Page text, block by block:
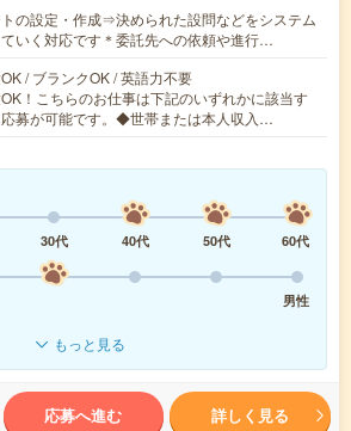
トの設定・作成⇒決められた設問などをシステム
ていく対応です＊委託先への依頼や進行…
/ ブランクOK / 英語力不要
！こちらのお仕事は下記のいずれかに該当す
募が可能です。◆世帯または本人収入…
30代 40代 50代
60代
男性
もっと見る
応募へ進む 詳しく見る